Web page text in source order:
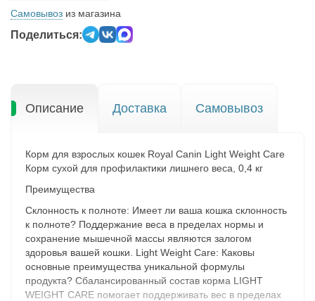
Самовывоз из магазина
Поделиться:
Описание Доставка Самовывоз
Корм для взрослых кошек Royal Canin Light Weight Care
Корм сухой для профилактики лишнего веса, 0,4 кг
Преимущества
Склонность к полноте: Имеет ли ваша кошка склонность
к полноте? Поддержание веса в пределах нормы и
сохранение мышечной массы являются залогом
здоровья вашей кошки. Light Weight Care: Каковы
основные преимущества уникальной формулы
продукта? Сбалансированный состав корма LIGHT
WEIGHT CARE помогает поддерживать вес в пределах